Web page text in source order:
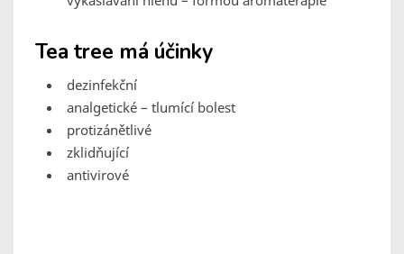
Tea tree má účinky
dezinfekční
analgetické – tlumící bolest
protizánětlivé
zklidňující
antivirové